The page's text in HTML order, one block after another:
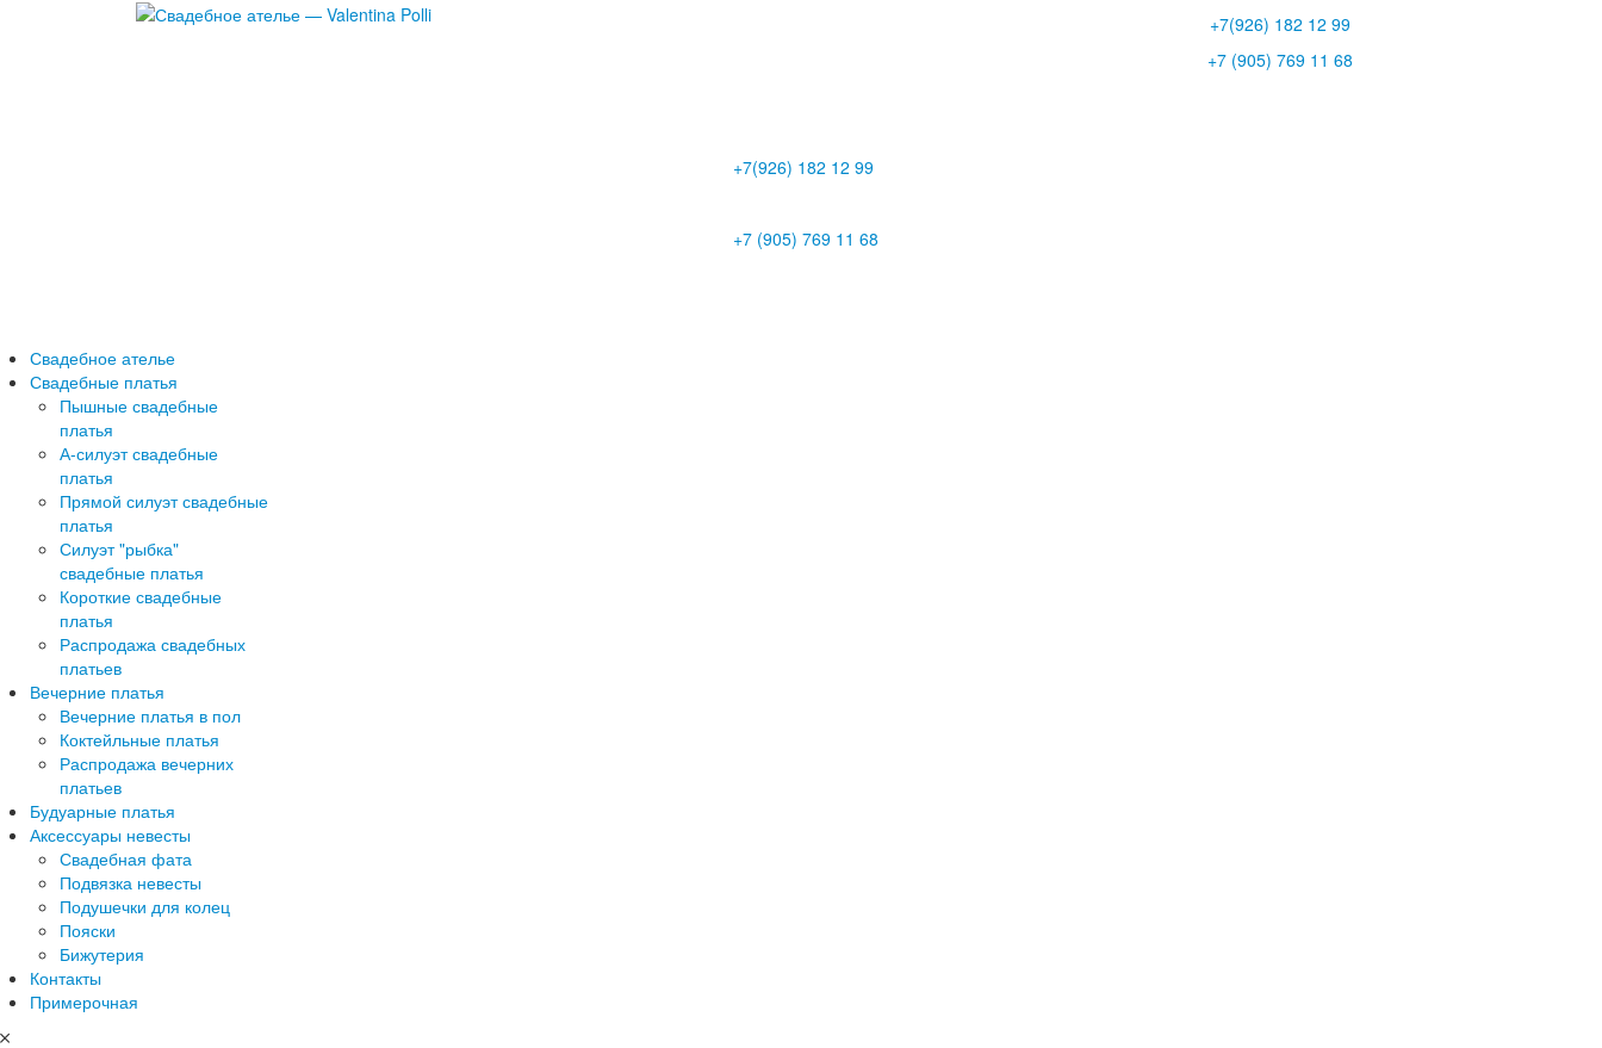
+7(926) 182 12 99
+7 (905) 769 11 68
+7(926) 182 12 99
+7 (905) 769 11 68
Свадебное ателье
Свадебные платья
Пышные свадебные
платья
А-силуэт свадебные
платья
Прямой силуэт свадебные
платья
Силуэт "рыбка"
свадебные платья
Короткие свадебные
платья
Распродажа свадебных
платьев
Вечерние платья
Вечерние платья в пол
Коктейльные платья
Распродажа вечерних
платьев
Будуарные платья
Аксессуары невесты
Свадебная фата
Подвязка невесты
Подушечки для колец
Пояски
Бижутерия
Контакты
Примерочная